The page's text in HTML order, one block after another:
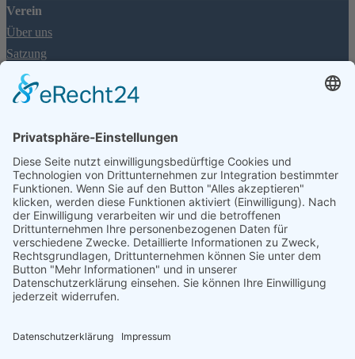
Verein
Über uns
Satzung
Jugendschutzkonzept
Ruderordnung
Mitgliedschaft
Aufnahmeantrag
Mitgliedschaftsbeiträge
Informationen
Rheinpegel
FAQ
Spenden